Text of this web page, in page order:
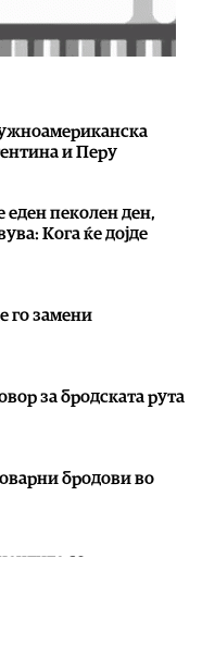
и Перу
еден пеколен ден,
Кога ќе дојде
го замени
за бродската рута
бродови во
сo